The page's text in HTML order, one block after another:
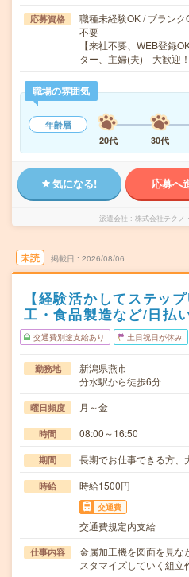
応募資格
職種未経験OK / ブラン
不要
【来社不要、WEB登録
ター、主婦(夫) 大歓迎
職場の雰囲気
年齢層
20代
30代
気になる! 応募へ
派遣会社 株式会社テク
未読 掲載日 2026/08/06
【経験活かしてステッ
工・食品製造など/日払
交通費別途支給あり 土日祝日が休み
勤務地
新潟県燕市
分水駅から徒歩6分
曜日頻度 月～金
時間 08:00～16:50
期間 長期でお仕事できる方、
時給 時給1500円
交通費
交通費規定内支給
仕事内容
金属加工機を図面を見な
スタマイズしていく組